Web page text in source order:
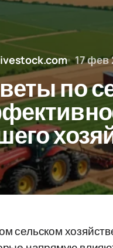
17 фев
по
сельском